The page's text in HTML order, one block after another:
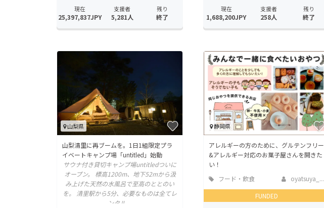
現在
25,397,837JPY
支援者
5,281人
残り
終了
現在
1,688,200JPY
支援者
258人
残り
終了
山梨県
山梨清里に再ブームを。1日1組限定プラ
イベートキャンプ場「untitled」始動
サウナ付き貸切キャンプ場untitledついに
オープン。 標高1200m、地下52mから汲
み上げた天然の水風呂で至高のととのい
を。 清里駅から5分、必要なものは全てレ
ンタル。
静岡県
アレルギーの方のために、グルテンフリー
&アレルギー対応のお菓子屋さんを開きた
い！
フード・飲食
店
oyatsuya_...
FUNDED